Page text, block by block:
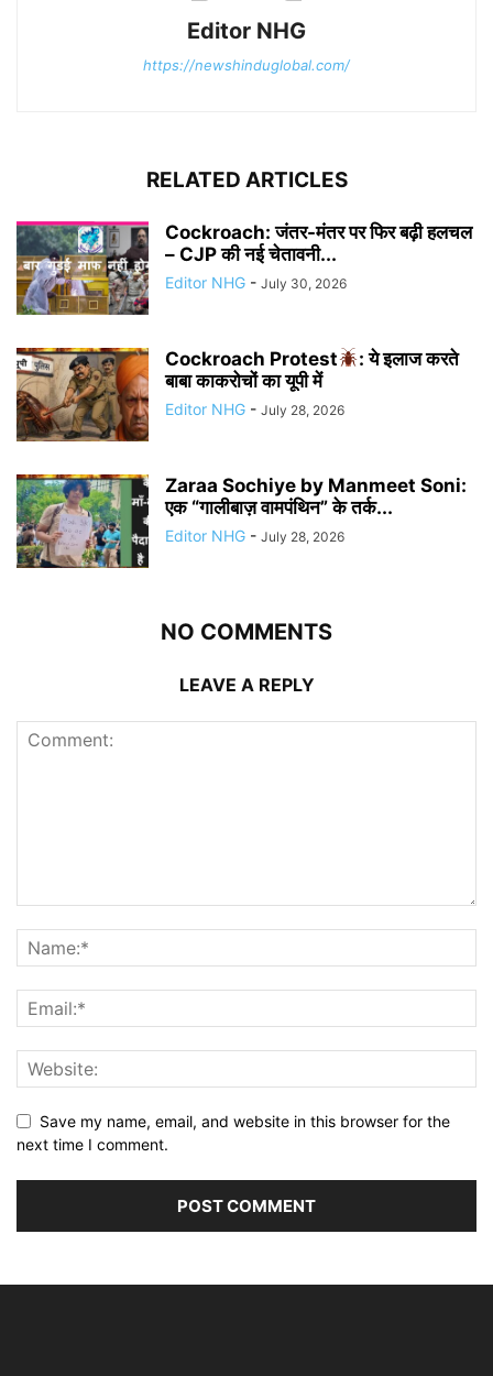
Editor NHG
https://newshinduglobal.com/
RELATED ARTICLES
Cockroach: जंतर-मंतर पर फिर बढ़ी हलचल
– CJP की नई चेतावनी...
Editor NHG - July 30, 2026
Cockroach Protest
: ये इलाज करते
बाबा काकरोचों का यूपी में
Editor NHG - July 28, 2026
Zaraa Sochiye by Manmeet Soni:
एक “गालीबाज़ वामपंथिन” के तर्क...
Editor NHG - July 28, 2026
NO COMMENTS
LEAVE A REPLY
Save my name, email, and website in this browser for the
next time I comment.